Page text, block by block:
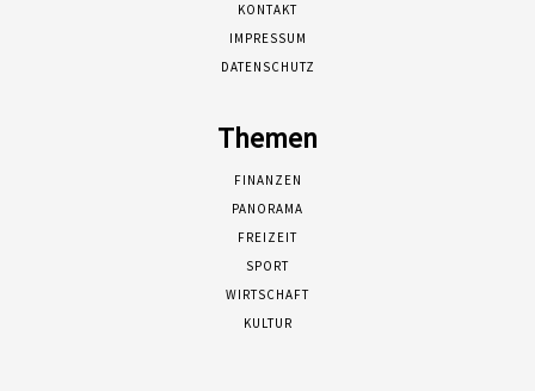
KONTAKT
IMPRESSUM
DATENSCHUTZ
Themen
FINANZEN
PANORAMA
FREIZEIT
SPORT
WIRTSCHAFT
KULTUR